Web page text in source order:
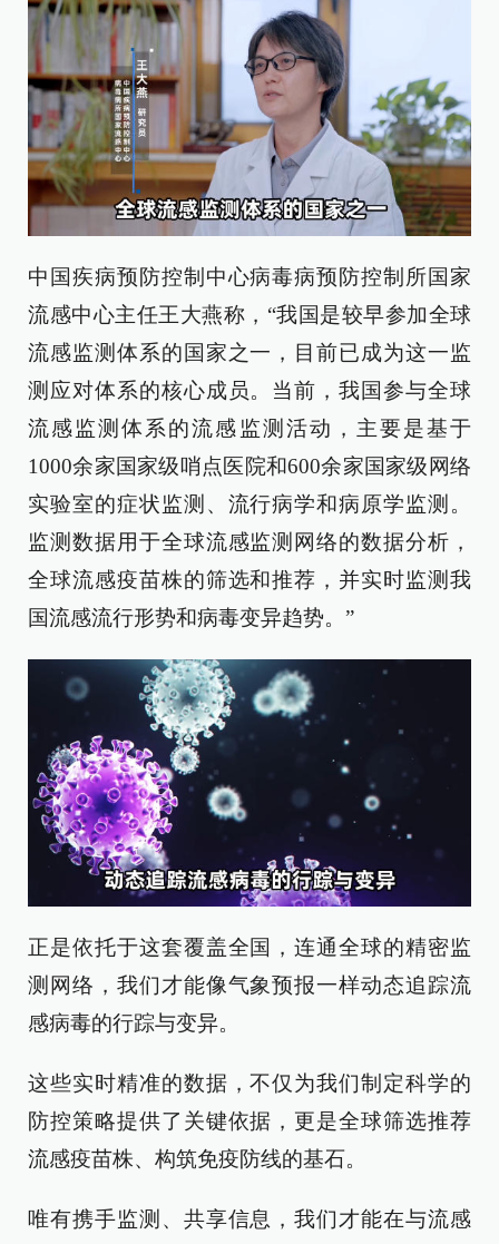
中国疾病预防控制中心病毒病预防控制所国家
流感中心主任王大燕称，“我国是较早参加全球
流感监测体系的国家之一，目前已成为这一监
测应对体系的核心成员。当前，我国参与全球
流感监测体系的流感监测活动，主要是基于
1000余家国家级哨点医院和600余家国家级网络
实验室的症状监测、流行病学和病原学监测。
监测数据用于全球流感监测网络的数据分析，
全球流感疫苗株的筛选和推荐，并实时监测我
国流感流行形势和病毒变异趋势。”
正是依托于这套覆盖全国，连通全球的精密监
测网络，我们才能像气象预报一样动态追踪流
感病毒的行踪与变异。
这些实时精准的数据，不仅为我们制定科学的
防控策略提供了关键依据，更是全球筛选推荐
流感疫苗株、构筑免疫防线的基石。
唯有携手监测、共享信息，我们才能在与流感